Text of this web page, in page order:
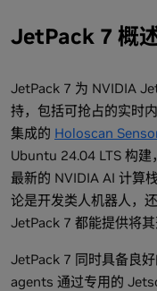
JetPack 7 概
JetPack 7 为 NVIDIA
持，包括可抢占的实时
集成的 Holoscan
Ubuntu 24.04 LTS 构
最新的 NVIDIA AI 计算
论是开发类人机器人，
JetPack 7 都能提供将其
JetPack 7 同时具备良
agents 通过专用的